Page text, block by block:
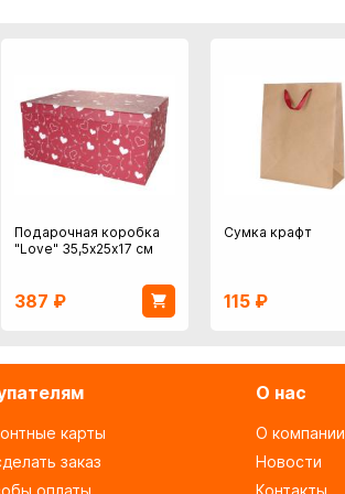
Подарочная коробка
"Love" 35,5х25х17 см
387 ₽
Сумка крафт
115 ₽
карты
заказ
О нас
О компании
Новости